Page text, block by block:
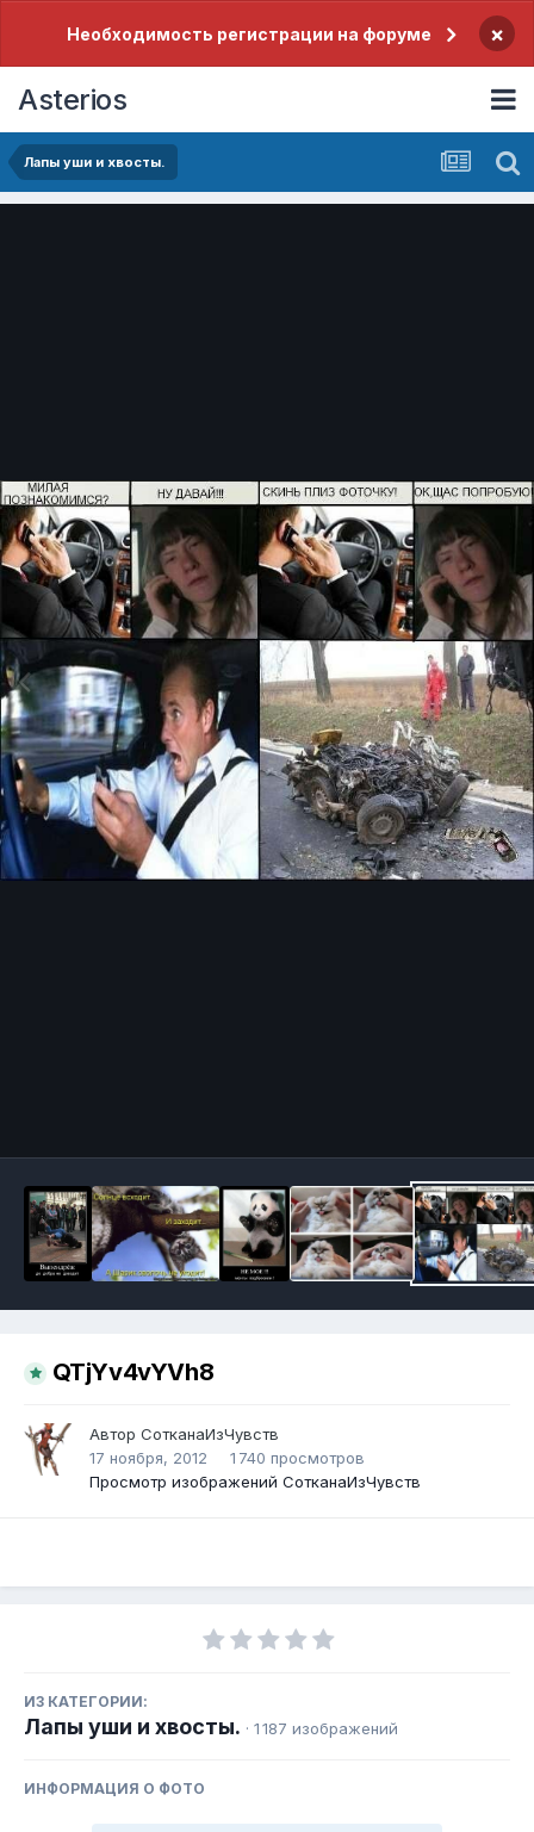
Необходимость регистрации на форуме ×
Asterios
Лапы уши и хвосты.
QTjYv4vYVh8
Автор СотканаИзЧувств
17 ноября, 2012
1 740 просмотров
Просмотр изображений СотканаИзЧувств
ИЗ КАТЕГОРИИ:
Лапы уши и хвосты. · 1 187 изображений
ИНФОРМАЦИЯ О ФОТО